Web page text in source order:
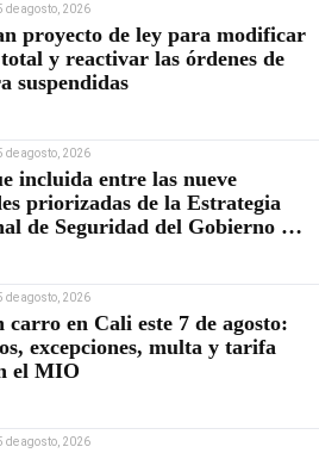
de agosto, 2026
proyecto de ley para modificar
y reactivar las órdenes de
suspendidas
de agosto, 2026
incluida entre las nueve
priorizadas de la Estrategia
de Seguridad del Gobierno de
de agosto, 2026
carro en Cali este 7 de agosto:
excepciones, multa y tarifa
el MIO
de agosto, 2026